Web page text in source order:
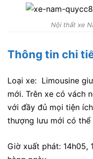
Nội thất xe
Thông tin chi
Loại xe: Limousine
mới. Trên xe có vách
với đầy đủ mọi tiện
thượng lưu mới có thể
Giờ xuất phát: 14h05,